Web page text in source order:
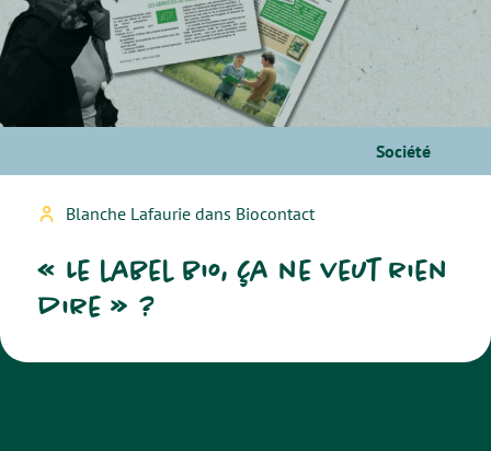
Société
Blanche Lafaurie dans Biocontact
« Le label bio, ça ne veut rien
dire » ?